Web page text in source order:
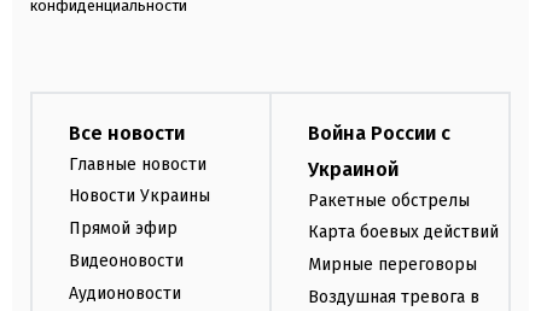
конфиденциальности
Все новости
Главные новости
Новости Украины
Прямой эфир
Видеоновости
Аудионовости
Война России с
Украиной
Ракетные обстрелы
Карта боевых действий
Мирные переговоры
Воздушная тревога в